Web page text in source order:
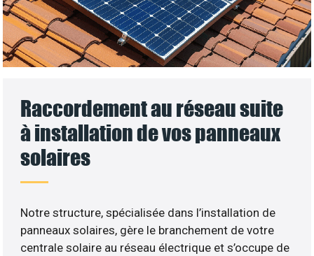
Raccordement au réseau suite
à installation de vos panneaux
solaires
Notre structure, spécialisée dans l’installation de
panneaux solaires, gère le branchement de votre
centrale solaire au réseau électrique et s’occupe de